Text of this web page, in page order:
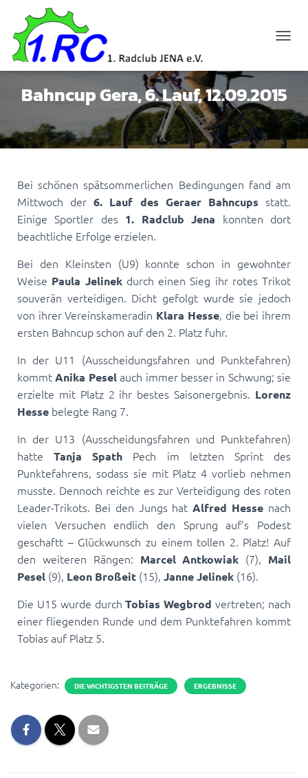
V
G
A
I
O
M
S
C
T
E
N
Bahncup Gera, 6. Lauf, 12.09.2015
Bei schönen spätsommerlichen Bedingungen fand am
Mittwoch der 6. Lauf des Geraer Bahncups statt.
Einige Sportler des 1. Radclub Jena
konnten dort
beachtliche Erfolge erzielen.
Bei den Kleinsten (U9) konnte schon in gewohnter
Weise Paula Jelinek durch einen Sieg ihr rotes Trikot
souverän verteidigen. Dicht gefolgt wurde sie jedoch
von ihrer Vereinskameradin Klara Hesse, die bei ihrem
ersten Bahncup schon auf den 2. Platz fuhr.
In der U11 (Ausscheidungsfahren und Punktefahren)
kommt Anika Pesel auch immer besser in Schwung; sie
erzielte mit Platz 2 ihr bestes Saisonergebnis. Lorenz
Hesse belegte Rang 7.
In der U13 (Ausscheidungsfahren und Punktefahren)
hatte
Tanja Spath
Pech im letzten Sprint des
Punktefahrens, sodass sie mit Platz 4 vorlieb nehmen
musste. Dennoch reichte es zur Verteidigung des roten
Leader-Trikots. Bei den Jungs hat Alfred Hesse nach
vielen Versuchen endlich den Sprung auf’s Podest
geschaftt – Glückwunsch zu einem tollen 2. Platz! Auf
den weiteren Rängen: Marcel Antkowiak (7), Mail
Pesel (9), Leon Broßeit (15), Janne Jelinek (16).
Die U15 wurde durch Tobias Wegbrod vertreten; nach
einer fliegenden Runde und dem Punktefahren kommt
Tobias auf Platz 5.
Kategorien: DIE WICHTIGSTEN BEITRÄGE ERGEBNISSE